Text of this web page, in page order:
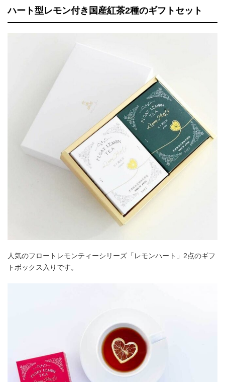
ハート型レモン付き国産紅茶2種のギフトセット
人気のフロートレモンティーシリーズ「レモンハート」2点のギフ
トボックス入りです。